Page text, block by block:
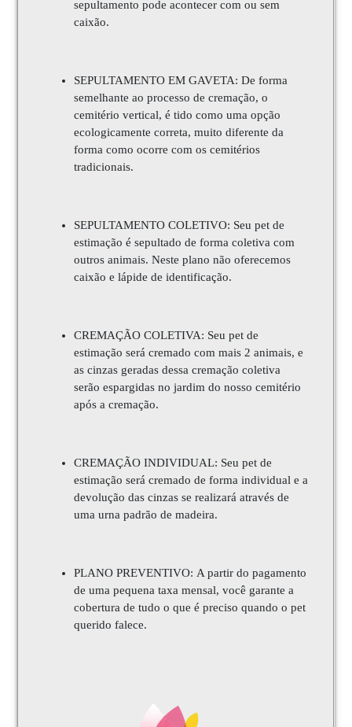
sepultamento pode acontecer com ou sem
caixão.
SEPULTAMENTO EM GAVETA: De forma
semelhante ao processo de cremação, o
cemitério vertical, é tido como uma opção
ecologicamente correta, muito diferente da
forma como ocorre com os cemitérios
tradicionais.
SEPULTAMENTO COLETIVO: Seu pet de
estimação é sepultado de forma coletiva com
outros animais. Neste plano não oferecemos
caixão e lápide de identificação.
CREMAÇÃO COLETIVA: Seu pet de
estimação será cremado com mais 2 animais, e
as cinzas geradas dessa cremação coletiva
serão espargidas no jardim do nosso cemitério
após a cremação.
CREMAÇÃO INDIVIDUAL: Seu pet de
estimação será cremado de forma individual e a
devolução das cinzas se realizará através de
uma urna padrão de madeira.
PLANO PREVENTIVO: A partir do pagamento
de uma pequena taxa mensal, você garante a
cobertura de tudo o que é preciso quando o pet
querido falece.